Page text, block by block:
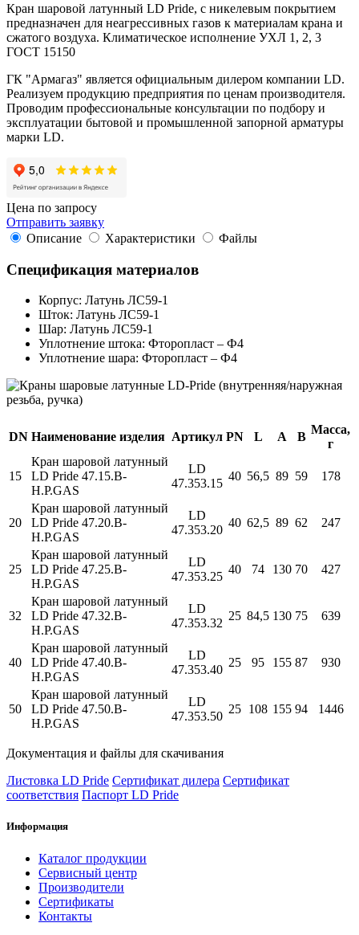
Кран шаровой латунный LD Pride, с никелевым покрытием
предназначен для неагрессивных газов к материалам крана и
сжатого воздуха. Климатическое исполнение УХЛ 1, 2, 3
ГОСТ 15150
ГК "Армагаз" является официальным дилером компании LD.
Реализуем продукцию предприятия по ценам производителя.
Проводим профессиональные консультации по подбору и
эксплуатации бытовой и промышленной запорной арматуры
марки LD.
Цена по запросу
Отправить заявку
Описание
Характеристики Файлы
Спецификация материалов
Корпус: Латунь ЛС59-1
Шток: Латунь ЛС59-1
Шар: Латунь ЛС59-1
Уплотнение штока: Фторопласт – Ф4
Уплотнение шара: Фторопласт – Ф4
DN Наименование изделия Артикул PN L A B
Масса,
г
15
Кран шаровой латунный
LD Pride 47.15.В-
Н.Р.GAS
LD
47.353.15
40 56,5 89 59 178
20
Кран шаровой латунный
LD Pride 47.20.В-
Н.Р.GAS
LD
47.353.20
40 62,5 89 62 247
25
Кран шаровой латунный
LD Pride 47.25.В-
Н.Р.GAS
LD
47.353.25
40 74 130 70 427
32
Кран шаровой латунный
LD Pride 47.32.В-
Н.Р.GAS
LD
47.353.32
25 84,5 130 75 639
40
Кран шаровой латунный
LD Pride 47.40.В-
Н.Р.GAS
LD
47.353.40
25 95 155 87 930
50
Кран шаровой латунный
LD Pride 47.50.В-
Н.Р.GAS
LD
47.353.50
25 108 155 94 1446
Документация и файлы для скачивания
Листовка LD Pride Сертификат дилера Сертификат
соответствия Паспорт LD Pride
Информация
Каталог продукции
Сервисный центр
Производители
Сертификаты
Контакты